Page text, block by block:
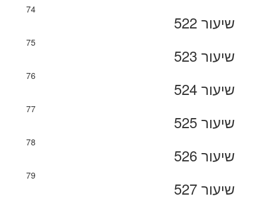
74
שיעור 522
75
שיעור 523
76
שיעור 524
77
שיעור 525
78
שיעור 526
79
שיעור 527